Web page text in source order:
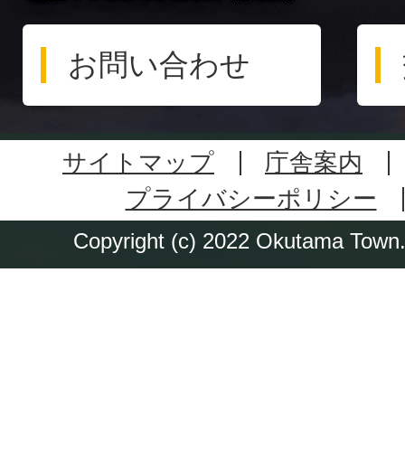
お問い合わせ
サイトマップ
庁舎案内
プライバシーポリシー
Copyright (c) 2022 Okutama